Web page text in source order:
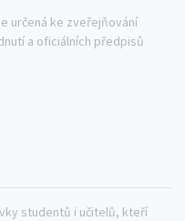
určená ke zveřejňování
a oficiálních předpisů
studentů i učitelů, kteří